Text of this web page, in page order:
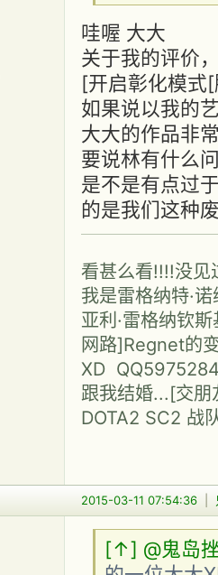
哇喔 大大
关于我的评价
[开启彰化模式
如果说以我的
大大的作品非
要说林有什么
是不是有点过
的是我们这种
看甚么看!!!!没见
我是雷格纳特·
亚利·雷格纳钦
网路]Regnet的
XD
跟我结婚...[交朋
DOTA2 SC2 战
2015-03-11 07:54:36
[↑] @鬼岛